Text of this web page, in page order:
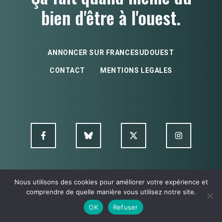
bien d'être à l'ouest.
ANNONCER SUR FRANCESUDOUEST
CONTACT MENTIONS LEGALES
© FSO MultimediA - 2026
Nous utilisons des cookies pour améliorer votre expérience et
comprendre de quelle manière vous utilisez notre site.
OK
Refuser